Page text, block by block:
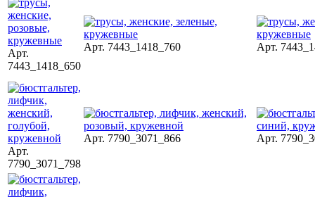
Арт.
7443_1418_650
Арт. 7443_1418_760 Арт.
Арт.
7790_3071_798
Арт. 7790_3071_866 Арт.